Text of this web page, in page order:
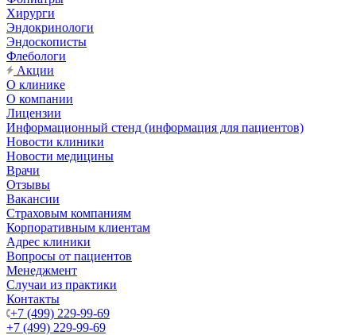
Хирурги
Эндокринологи
Эндоскописты
Флебологи
Акции
О клинике
О компании
Лицензии
Информационный стенд (информация для пациентов)
Новости клиники
Новости медицины
Врачи
Отзывы
Вакансии
Страховым компаниям
Корпоративным клиентам
Адрес клиники
Вопросы от пациентов
Менеджмент
Случаи из практики
Контакты
+7 (499) 229-99-69
+7 (499) 229-99-69